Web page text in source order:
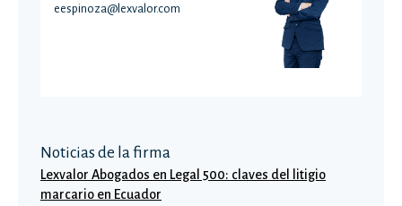
eespinoza@lexvalor.com
Noticias de la firma
Lexvalor Abogados en Legal 500: claves del litigio
marcario en Ecuador